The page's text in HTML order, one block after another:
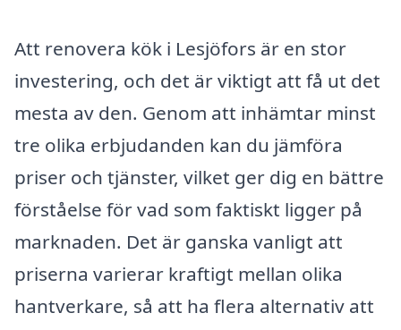
Att renovera kök i Lesjöfors är en stor
investering, och det är viktigt att få ut det
mesta av den. Genom att inhämtar minst
tre olika erbjudanden kan du jämföra
priser och tjänster, vilket ger dig en bättre
förståelse för vad som faktiskt ligger på
marknaden. Det är ganska vanligt att
priserna varierar kraftigt mellan olika
hantverkare, så att ha flera alternativ att